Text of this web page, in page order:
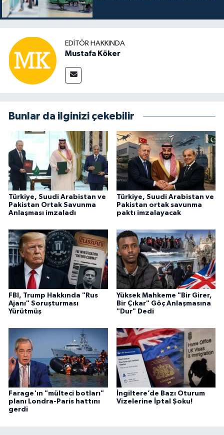
EDITÖR HAKKINDA
Mustafa Köker
Bunlar da ilginizi çekebilir
Türkiye, Suudi Arabistan ve
Pakistan Ortak Savunma
Anlaşması imzaladı
Türkiye, Suudi Arabistan ve
Pakistan ortak savunma
paktı imzalayacak
FBI, Trump Hakkında "Rus
Ajanı" Soruşturması
Yürütmüş
Yüksek Mahkeme "Bir Girer,
Bir Çıkar" Göç Anlaşmasına
"Dur" Dedi
Farage'ın "mülteci botları"
planı Londra-Paris hattını
gerdi
İngiltere’de Bazı Oturum
Vizelerine İptal Şoku!